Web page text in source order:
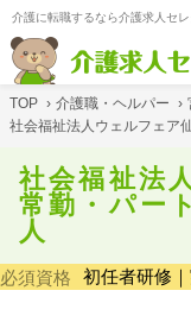
介護に転職するなら介護求人セレ
TOP › 介護職・ヘルパー ›
社会福祉法人ウェルフェア
社会福祉法
常勤・パー
人
必須資格 初任者研修